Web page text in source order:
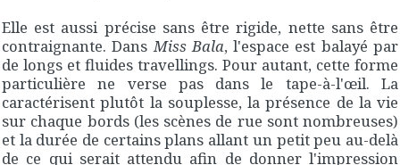
Elle est aussi précise sans être rigide, nette sans être
contraignante. DansMiss Bala, l'espace est balayé par
de longs et fluides travellings. Pour autant, cette forme
particulière ne verse pas dans le tape-à-l'œil. La
caractérisent plutôt la souplesse, la présence de la vie
sur chaque bords (les scènes de rue sont nombreuses)
et la durée de certains plans allant un petit peu au-delà
de ce qui serait attendu afin de donner l'impression